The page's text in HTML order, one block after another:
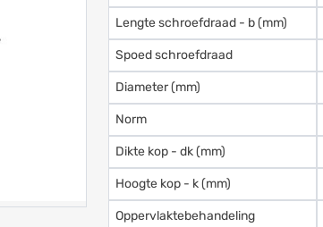
Lengte schroefdraad - b (mm)
Spoed schroefdraad
Diameter (mm)
Norm
Dikte kop - dk (mm)
Hoogte kop - k (mm)
Oppervlaktebehandeling